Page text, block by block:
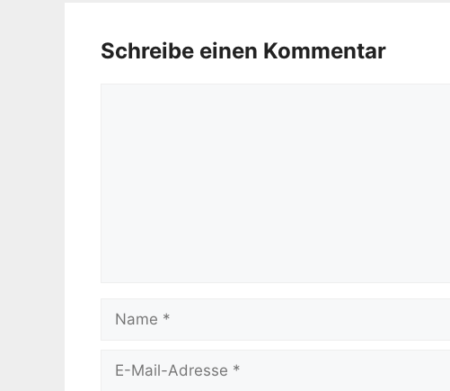
Schreibe einen Kommentar
Mail-